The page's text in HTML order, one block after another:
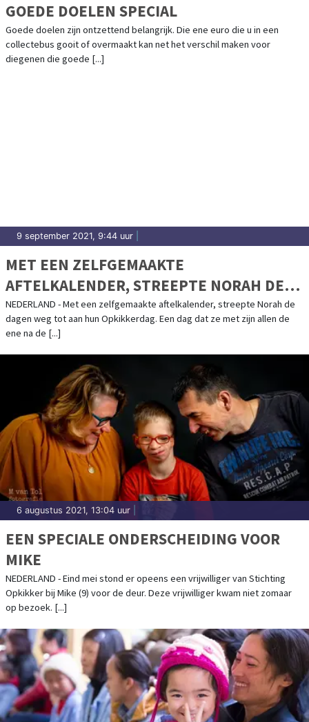
GOEDE DOELEN SPECIAL
Goede doelen zijn ontzettend belangrijk. Die ene euro die u in een
collectebus gooit of overmaakt kan net het verschil maken voor
diegenen die goede [...]
9 september 2021, 9:44 uur
MET EEN ZELFGEMAAKTE
AFTELKALENDER, STREEPTE NORAH DE
DAGEN WEG TOT AAN HUN OPKIKKERDAG
NEDERLAND - Met een zelfgemaakte aftelkalender, streepte Norah de
dagen weg tot aan hun Opkikkerdag. Een dag dat ze met zijn allen de
ene na de [...]
6 augustus 2021, 13:04 uur
EEN SPECIALE ONDERSCHEIDING VOOR
MIKE
NEDERLAND - Eind mei stond er opeens een vrijwilliger van Stichting
Opkikker bij Mike (9) voor de deur. Deze vrijwilliger kwam niet zomaar
op bezoek. [...]